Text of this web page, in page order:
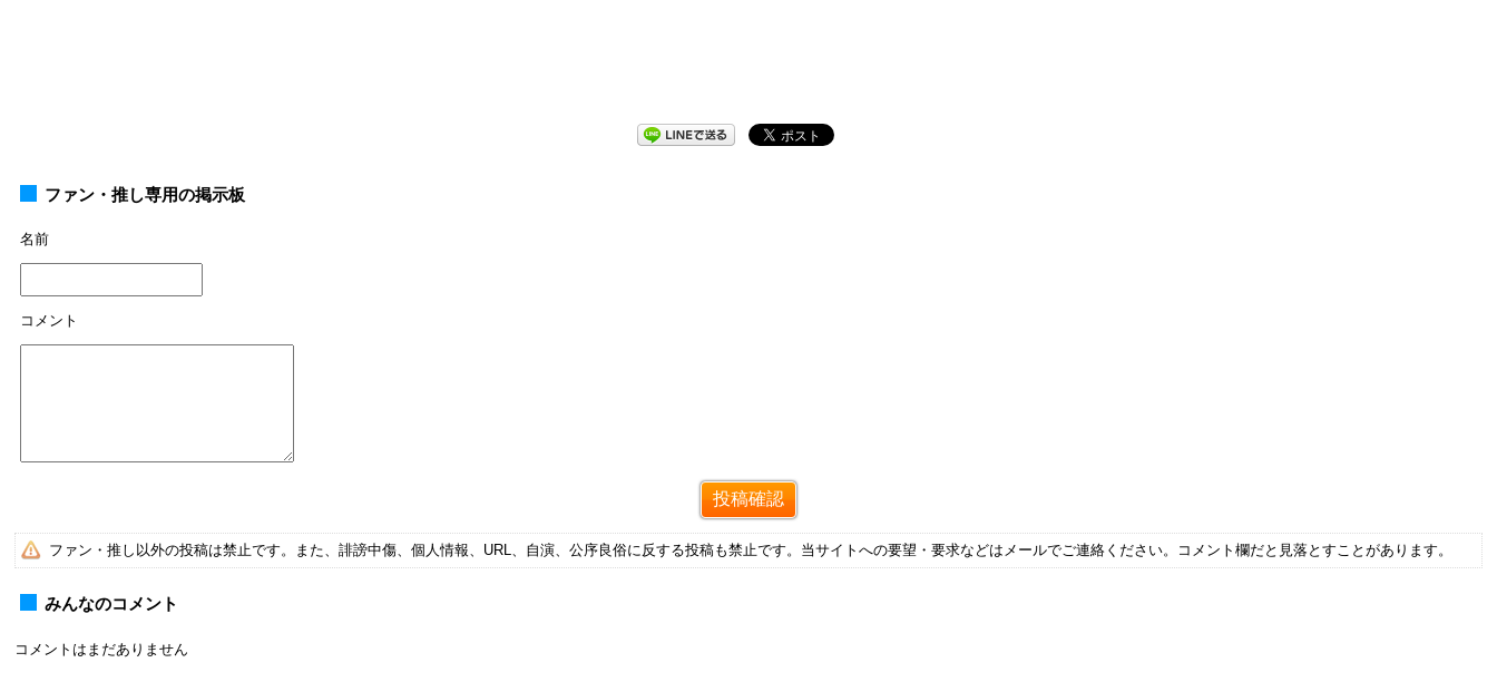
ファン・推し専用の掲示板
名前
コメント
ファン・推し以外の投稿は禁止です。また、誹謗中傷、個人情報、URL、自演、公序良俗に反する投稿も禁止です。当サイトへの要望・要求などはメールでご連絡ください。コメント欄だと見落とすことがあります。
みんなのコメント
コメントはまだありません